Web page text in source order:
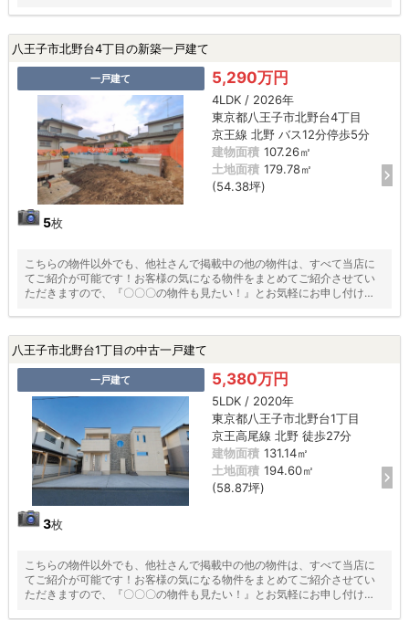
八王子市北野台4丁目の新築一戸建て
一戸建て
5枚
5,290万円
4LDK / 2026年
東京都八王子市北野台4丁目
京王線 北野 バス12分停歩5分
建物面積 107.26㎡
土地面積 179.78㎡
(54.38坪)
こちらの物件以外でも、他社さんで掲載中の他の物件は、すべて当店に
てご紹介が可能です！お客様の気になる物件をまとめてご紹介させてい
ただきますので、『〇〇〇の物件も見たい！』とお気軽にお申し付けく
八王子市北野台1丁目の中古一戸建て
一戸建て
3枚
5,380万円
5LDK / 2020年
東京都八王子市北野台1丁目
京王高尾線 北野 徒歩27分
建物面積 131.14㎡
土地面積 194.60㎡
(58.87坪)
こちらの物件以外でも、他社さんで掲載中の他の物件は、すべて当店に
てご紹介が可能です！お客様の気になる物件をまとめてご紹介させてい
ただきますので、『〇〇〇の物件も見たい！』とお気軽にお申し付けく